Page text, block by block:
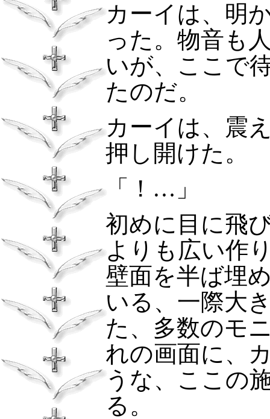
カーイは、明
った。物音も
いが、ここで
たのだ。
カーイは、震
押し開けた。
「！…」
初めに目に飛
よりも広い作
壁面を半ば埋
いる、一際大
た、多数のモ
れの画面に、
うな、ここの
る。